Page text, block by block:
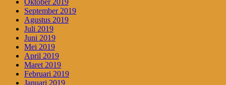
Oktober 2019
September 2019
Agustus 2019
Juli 2019
Juni 2019
Mei 2019
April 2019
Maret 2019
Februari 2019
Januari 2019